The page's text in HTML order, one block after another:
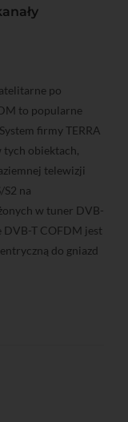
po
to popularne
firmy TERRA
tych obiektach,
telewizji
na
w tuner DVB-
DVB-T COFDM jest
do gniazd